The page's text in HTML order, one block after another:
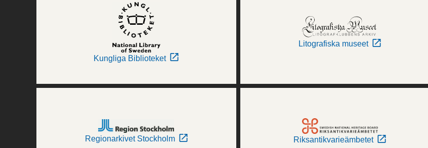
Kungliga Biblioteket
Litografiska museet
Regionarkivet Stockholm Riksantikvarieämbetet